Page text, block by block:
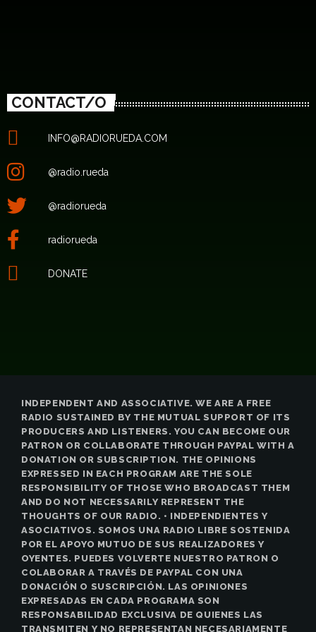
CONTACT/O
INFO@RADIORUEDA.COM
@radio.rueda
@radiorueda
radiorueda
DONATE
INDEPENDENT AND ASSOCIATIVE. WE ARE A FREE
RADIO SUSTAINED BY THE MUTUAL SUPPORT OF ITS
PRODUCERS AND LISTENERS. YOU CAN BECOME OUR
PATRON OR COLLABORATE THROUGH PAYPAL WITH A
DONATION OR SUBSCRIPTION. THE OPINIONS
EXPRESSED IN EACH PROGRAM ARE THE SOLE
RESPONSIBILITY OF THOSE WHO BROADCAST THEM
AND DO NOT NECESSARILY REPRESENT THE
THOUGHTS OF OUR RADIO. • INDEPENDIENTES Y
ASOCIATIVOS. SOMOS UNA RADIO LIBRE SOSTENIDA
POR EL APOYO MUTUO DE SUS REALIZADORES Y
OYENTES. PUEDES VOLVERTE NUESTRO PATRON O
COLABORAR A TRAVÉS DE PAYPAL CON UNA
DONACIÓN O SUSCRIPCIÓN. LAS OPINIONES
EXPRESADAS EN CADA PROGRAMA SON
RESPONSABILIDAD EXCLUSIVA DE QUIENES LAS
TRANSMITEN Y NO REPRESENTAN NECESARIAMENTE